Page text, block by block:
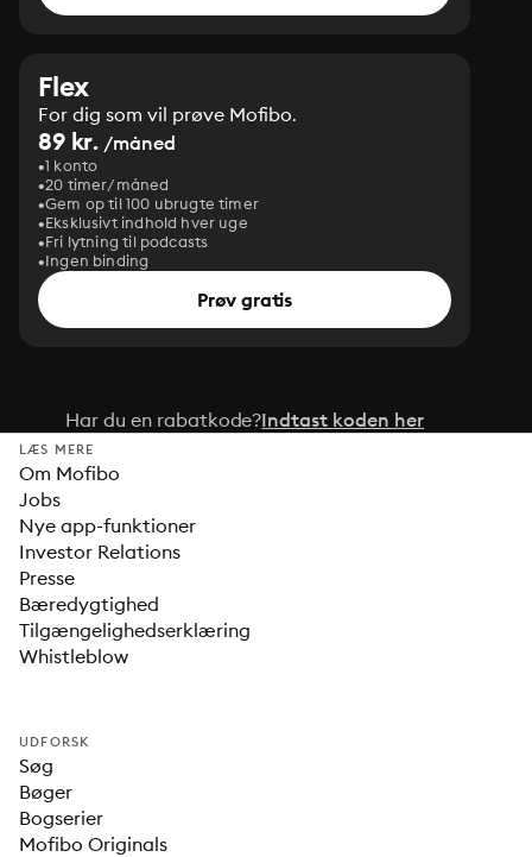
Flex
For dig som vil prøve Mofibo.
89 kr. /måned
1 konto
20 timer/måned
Gem op til 100 ubrugte timer
Eksklusivt indhold hver uge
Fri lytning til podcasts
Ingen binding
Prøv gratis
Har du en rabatkode?Indtast koden her
LÆS MERE
Om Mofibo
Jobs
Nye app-funktioner
Investor Relations
Presse
Bæredygtighed
Tilgængelighedserklæring
Whistleblow
UDFORSK
Søg
Bøger
Bogserier
Mofibo Originals